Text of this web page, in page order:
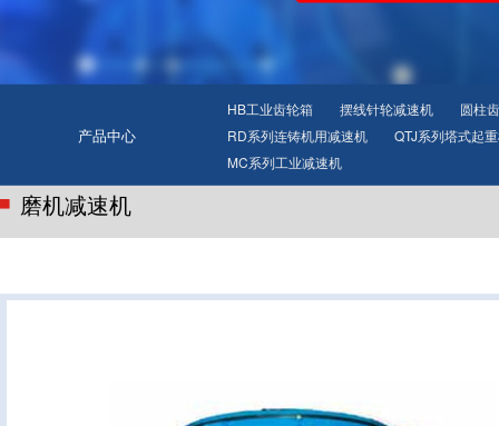
产品中心
HB工业齿轮箱 摆线针轮减速机
圆柱
RD系列连铸机用减速机
QTJ系列塔式起
MC系列工业减速机
磨机减速机